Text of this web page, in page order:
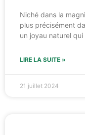
Niché dans la
plus précisément
un joyau naturel
LIRE LA SUITE »
21 juillet 2024